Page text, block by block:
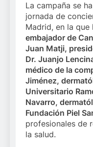
La campaña se
jornada de
Madrid, en la
embajador de
Juan Matji,
Dr. Juanjo
médico de la
Jiménez,
Universitario
Navarro,
Fundación Piel
profesionales de
la salud.